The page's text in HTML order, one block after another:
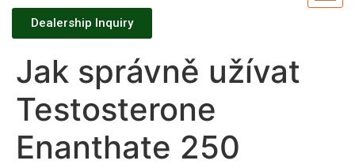
Dealership Inquiry
Jak správně užívat
Testosterone
Enanthate 250